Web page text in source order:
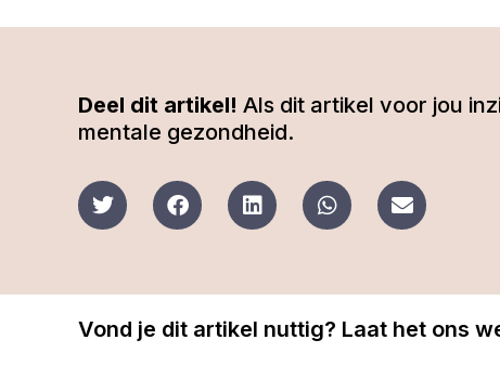
Deel dit artikel! Als dit artikel voor jou
mentale gezondheid.
Vond je dit artikel nuttig? Laat het ons